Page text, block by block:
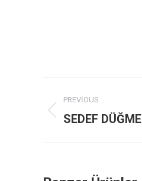
navigation
PREVIOUS
Previous
SEDEF DÜĞME